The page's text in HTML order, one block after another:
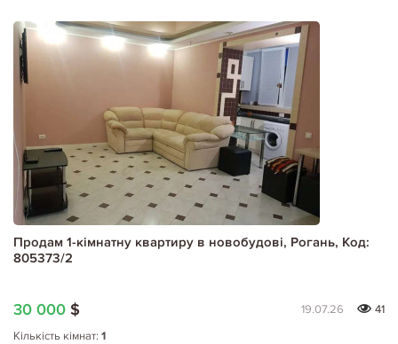
Продам 1-кімнатну квартиру в новобудові, Рогань, Код:
805373/2
30 000 $ 19.07.26
41
Кількість кімнат: 1